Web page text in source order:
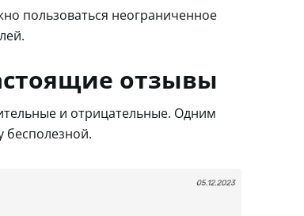
пользоваться неограниченное
отзывы
и отрицательные. Одним
бесполезной.